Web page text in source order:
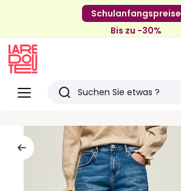
Schulanfangspreise
Bis zu -30%
Menü
Redoute
Suchen
angesehenen
Artikel